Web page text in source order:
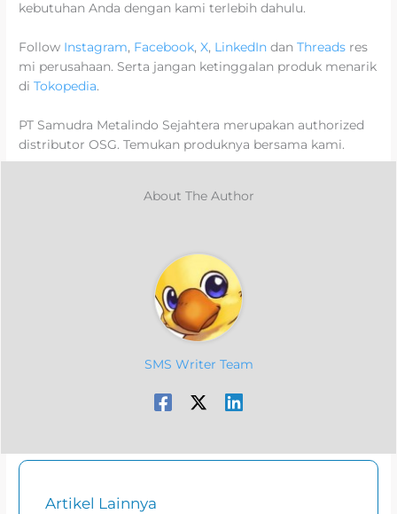
kebutuhan Anda dengan kami terlebih dahulu.
Follow Instagram, Facebook,X, LinkedIndanThreads res
mi perusahaan. Serta jangan ketinggalan produk menarik
diTokopedia.
PT Samudra Metalindo Sejahtera merupakan authorized
distributor OSG. Temukan produknya bersama kami.
About The Author
SMS Writer Team
Artikel Lainnya